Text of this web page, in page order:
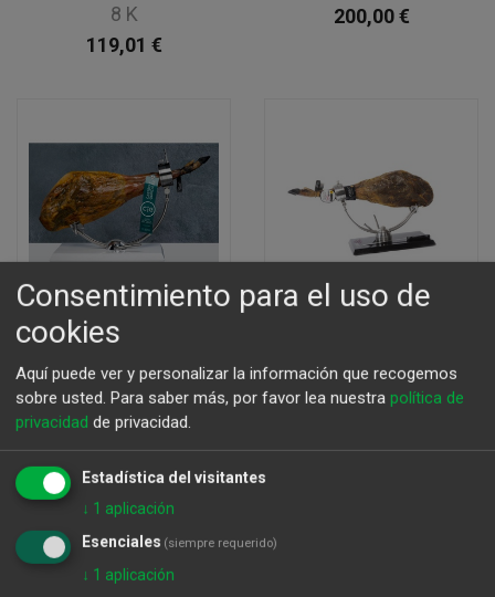
8 K
119,01 €
200,00€
Jamón Castro y
100% Ibérico
552,20€
Paleta Eíriz bellota
Consentimiento para el uso de
cookies
Aquí puede ver y personalizar la información que recogemos
sobre usted. Para saber más, por favor lea nuestra política de
privacidad de privacidad.
Estadística del visitantes
↓ 1 aplicación
Esenciales (siempre requerido)
↓ 1 aplicación